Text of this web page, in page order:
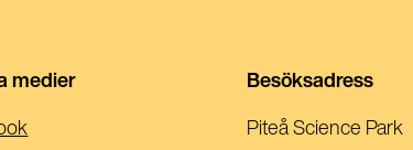
medier
(Öppnas
Besöksadress
Piteå Science Park